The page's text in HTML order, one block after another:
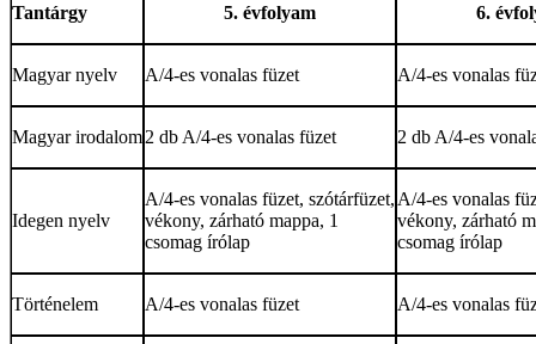
Tantárgy 5. évfolyam 6.
Magyar nyelv A/4-es vonalas füzet A/4-es vonalas
Magyar irodalom2 db A/4-es vonalas füzet 2 db A/4-es
Idegen nyelv
A/4-es vonalas füzet, szótárfüzet,
vékony, zárható mappa, 1
csomag írólap
A/4-es vonalas
vékony, zárható
csomag írólap
Történelem A/4-es vonalas füzet A/4-es vonalas